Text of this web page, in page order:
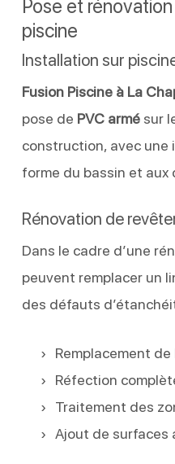
Pose et
piscine
Installation sur
Fusion Piscine à La
pose de PVC armésur
construction, avec
forme du bassin et
Rénovation de
Dans le cadre d’une
peuvent remplacer un
des défauts
Remplacement de
Réfection
Traitement des
Ajout de surfaces